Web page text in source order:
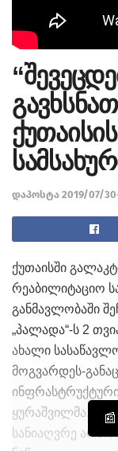
დაპოსტა 2019/07/
ქუთაისში
რეაბილიტაციო
განმავლობაში
„პალადა“-ს 2
ახალი
მოგვარდეს-
ყურაშვილმა.
სანიაღვრე